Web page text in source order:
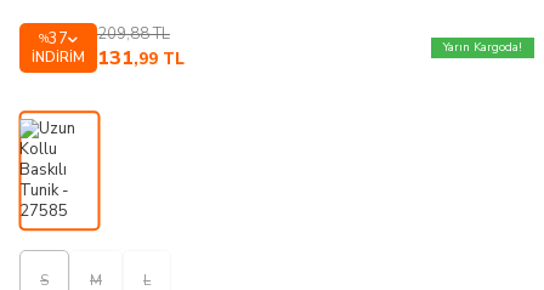
%37
İNDIRIM
209,88TL
131,99 TL
Yarın Kargoda!
S M L